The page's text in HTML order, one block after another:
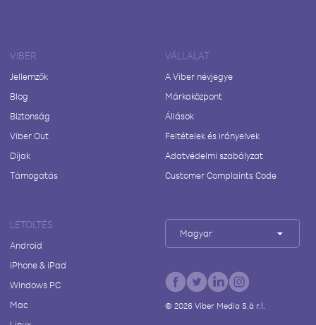
VIBER
Jellemzők
Blog
Biztonság
Viber Out
Díjak
Támogatás
VÁLLALAT
A Viber névjegye
Márkaközpont
Állások
Feltételek és irányelvek
Adatvédelmi szabályzat
Customer Complaints Code
LETÖLTÉS
Android
iPhone & iPad
Windows PC
Mac
Magyar
© 2026Viber Media S.à r.l.